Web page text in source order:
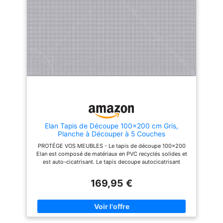
patins de coupe.
patins de coupe.
Elan Tapis de Découpe 100x200 cm Gris,
Planche à Découper à 5 Couches
PROTÉGE VOS MEUBLES - Le tapis de découpe 100x200
Elan est composé de matériaux en PVC recyclés solides et
est auto-cicatrisant. Le tapis decoupe autocicatrisant
couture ou du matelassage. AUTOCICATRISANT - Une
caractéristique du tapis de découpe autocicatrisant
de 5 couches de différents matériaux en PVC. Les deux
couches supérieures ont été développées pour fournir une
surface robuste avec une fonction d'auto-guérison. Lorsque
169,95 €